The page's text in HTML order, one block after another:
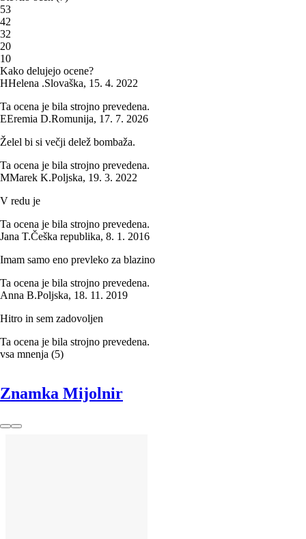
53
42
32
20
10
Kako delujejo ocene?
HHelena .Slovaška, 15. 4. 2022
Ta ocena je bila strojno prevedena.
EEremia D.Romunija, 17. 7. 2026
Želel bi si večji delež bombaža.
Ta ocena je bila strojno prevedena.
MMarek K.Poljska, 19. 3. 2022
V redu je
Ta ocena je bila strojno prevedena.
Jana T.Češka republika, 8. 1. 2016
Imam samo eno prevleko za blazino
Ta ocena je bila strojno prevedena.
Anna B.Poljska, 18. 11. 2019
Hitro in sem zadovoljen
Ta ocena je bila strojno prevedena.
vsa mnenja (5)
Znamka Mijolnir